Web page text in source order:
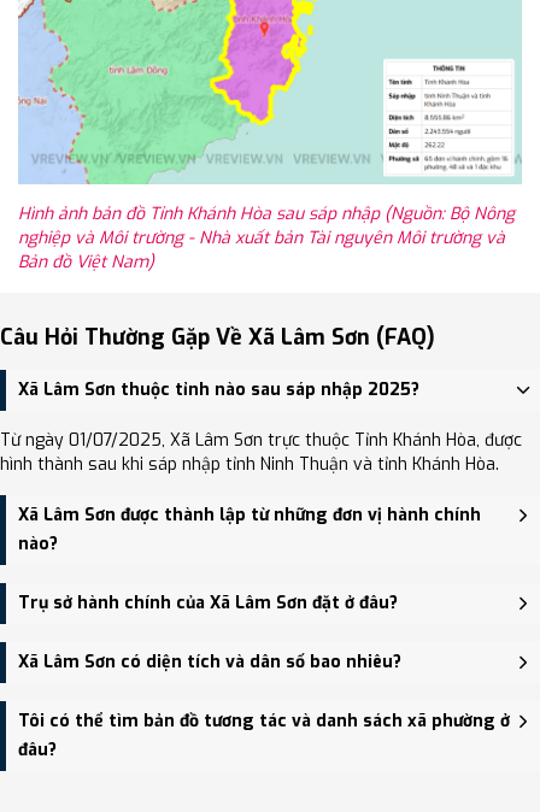
Hình ảnh bản đồ Tỉnh Khánh Hòa sau sáp nhập (Nguồn: Bộ Nông
nghiệp và Môi trường - Nhà xuất bản Tài nguyên Môi trường và
Bản đồ Việt Nam)
Câu Hỏi Thường Gặp Về Xã Lâm Sơn (FAQ)
Xã Lâm Sơn thuộc tỉnh nào sau sáp nhập 2025?
Từ ngày 01/07/2025, Xã Lâm Sơn trực thuộc Tỉnh Khánh Hòa, được
hình thành sau khi sáp nhập tỉnh Ninh Thuận và tỉnh Khánh Hòa.
Xã Lâm Sơn được thành lập từ những đơn vị hành chính
nào?
Xã Lâm Sơn được thành lập trên cơ sở sáp nhập Xã Lương Sơn, Xã
Lâm Sơn.
Trụ sở hành chính của Xã Lâm Sơn đặt ở đâu?
Trụ sở hành chính mới của Xã Lâm Sơn đặt tại UBND xã Lâm Sơn -
trung tâm khu vực thuận tiện giao thông.
Xã Lâm Sơn có diện tích và dân số bao nhiêu?
Xã Lâm Sơn có Diện tích: 191.50 km², Dân số: 24,247 người, Mật độ
dân số: Khoảng 126.62 người/km²
Tôi có thể tìm bản đồ tương tác và danh sách xã phường ở
đâu?